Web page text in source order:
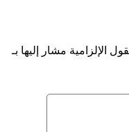
الإلزامية مشار إليها بـ